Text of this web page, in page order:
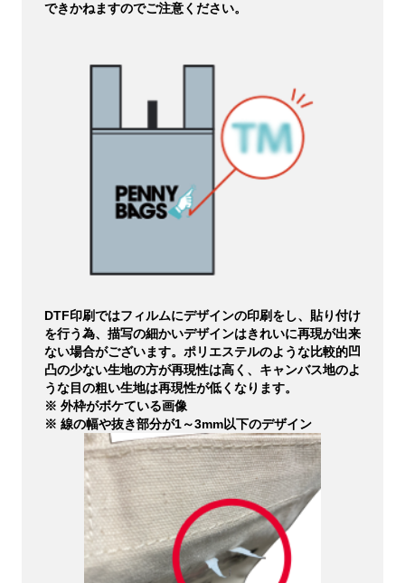
できかねますのでご注意ください。
DTF印刷ではフィルムにデザインの印刷をし、貼り付け
を行う為、描写の細かいデザインはきれいに再現が出来
ない場合がございます。ポリエステルのような比較的凹
凸の少ない生地の方が再現性は高く、キャンバス地のよ
うな目の粗い生地は再現性が低くなります。
※ 外枠がボケている画像
※ 線の幅や抜き部分が1～3mm以下のデザイン